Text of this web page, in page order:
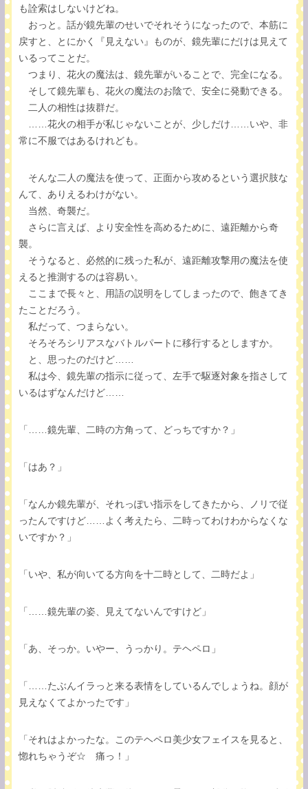
も詮索はしないけどね。
おっと。話が鏡先輩のせいでそれそうになったので、本筋に
戻すと、とにかく『見えない』ものが、鏡先輩にだけは見えて
いるってことだ。
つまり、花火の魔法は、鏡先輩がいることで、完全になる。
そして鏡先輩も、花火の魔法のお陰で、安全に発動できる。
二人の相性は抜群だ。
……花火の相手が私じゃないことが、少しだけ……いや、非
常に不服ではあるけれども。
そんな二人の魔法を使って、正面から攻めるという選択肢な
んて、ありえるわけがない。
当然、奇襲だ。
さらに言えば、より安全性を高めるために、遠距離から奇
襲。
そうなると、必然的に残った私が、遠距離攻撃用の魔法を使
えると推測するのは容易い。
ここまで長々と、用語の説明をしてしまったので、飽きてき
たことだろう。
私だって、つまらない。
そろそろシリアスなバトルパートに移行するとしますか。
と、思ったのだけど……
私は今、鏡先輩の指示に従って、左手で駆逐対象を指さして
いるはずなんだけど……
「……鏡先輩、二時の方角って、どっちですか？」
「はあ？」
「なんか鏡先輩が、それっぽい指示をしてきたから、ノリで従
ったんですけど……よく考えたら、二時ってわけわからなくな
いですか？」
「いや、私が向いてる方向を十二時として、二時だよ」
「……鏡先輩の姿、見えてないんですけど」
「あ、そっか。いやー、うっかり。テヘペロ」
「……たぶんイラっと来る表情をしているんでしょうね。顔が
見えなくてよかったです」
「それはよかったな。このテヘペロ美少女フェイスを見ると、
惚れちゃうぞ☆ 痛っ！」